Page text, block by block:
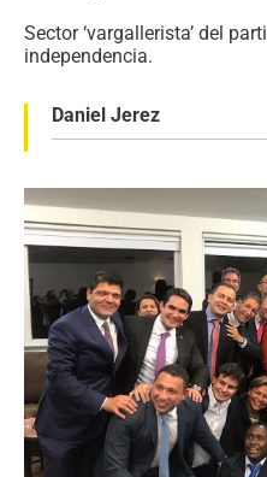
Sector ‘vargallerista’ del
independencia.
Daniel Jerez